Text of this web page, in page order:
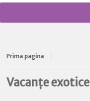
Prima pagina
Vacanțe exotice